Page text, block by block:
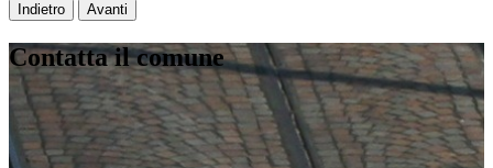
Indietro Avanti
Contatta il comune